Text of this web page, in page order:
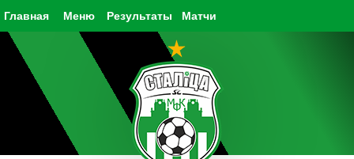
Главная Результаты Матчи
Меню